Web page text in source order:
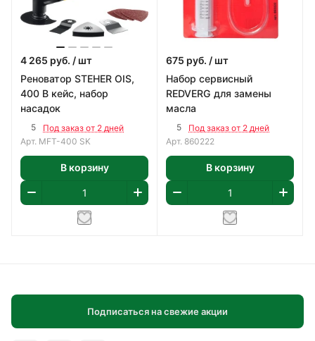
4 265 руб. / шт
Реноватор STEHER OIS,
400 В кейс, набор
насадок
5
Под заказ от 2 дней
Арт. MFT-400 SK
В корзину
675 руб. / шт
Набор сервисный
REDVERG для замены
масла
5
Под заказ от 2 дней
Арт. 860222
В корзину
Подписаться на свежие акции